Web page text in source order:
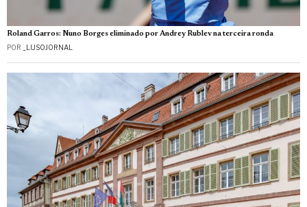
Roland Garros: Nuno Borges eliminado por Andrey Rublev na terceira ronda
POR _LUSOJORNAL